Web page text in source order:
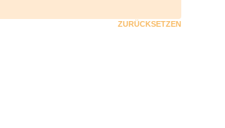
ZURÜCKSETZEN